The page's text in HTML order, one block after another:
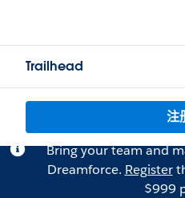
Trailhead
注
Bring your team and
Dreamforce. Register
$999